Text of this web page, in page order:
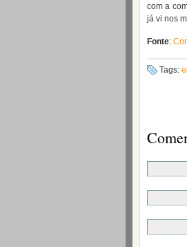
com a
já vi nos
Fonte:
Tags: